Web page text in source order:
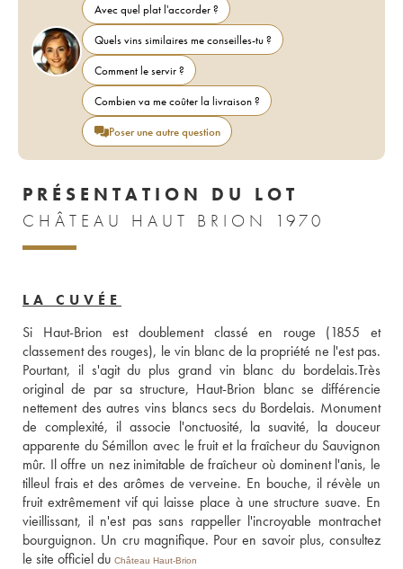
Avec quel plat l'accorder ?
Quels vins similaires me conseilles-tu ?
Comment le servir ?
Combien va me coûter la livraison ?
Poser une autre question
PRÉSENTATION DU LOT
CHÂTEAU HAUT BRION 1970
LA CUVÉE
Si Haut-Brion est doublement classé en rouge (1855 et
classement des rouges), le vin blanc de la propriété ne l'est pas.
Pourtant, il s'agit du plus grand vin blanc du bordelais.Très
original de par sa structure, Haut-Brion blanc se différencie
nettement des autres vins blancs secs du Bordelais. Monument
de complexité, il associe l'onctuosité, la suavité, la douceur
apparente du Sémillon avec le fruit et la fraîcheur du Sauvignon
mûr. Il offre un nez inimitable de fraîcheur où dominent l'anis, le
tilleul frais et des arômes de verveine. En bouche, il révèle un
fruit extrêmement vif qui laisse place à une structure suave. En
vieillissant, il n'est pas sans rappeller l'incroyable montrachet
bourguignon. Un cru magnifique. Pour en savoir plus, consultez
le site officiel du Château Haut-Brion